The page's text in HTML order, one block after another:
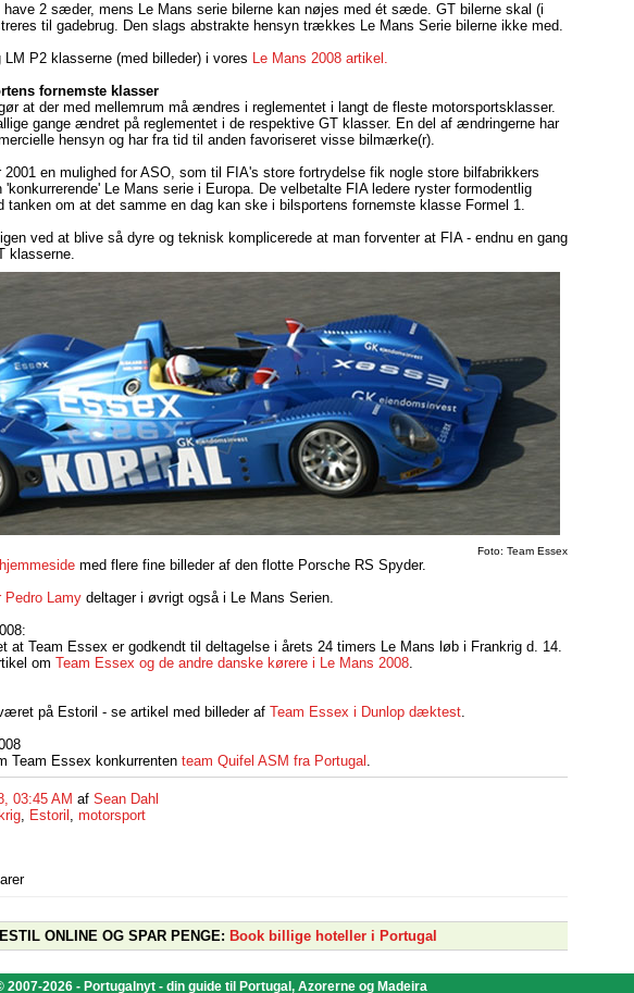
2 sæder, mens Le Mans serie bilerne kan nøjes med ét sæde. GT bilerne skal (i
til gadebrug. Den slags abstrakte hensyn trækkes Le Mans Serie bilerne ikke med.
P2 klasserne (med billeder) i vores Le Mans 2008 artikel.
fornemste klasser
at der med mellemrum må ændres i reglementet i langt de fleste motorsportsklasser.
gange ændret på reglementet i de respektive GT klasser. En del af ændringerne har
hensyn og har fra tid til anden favoriseret visse bilmærke(r).
2001 en mulighed for ASO, som til FIA's store fortrydelse fik nogle store bilfabrikkers
Le Mans serie i Europa. De velbetalte FIA ledere ryster formodentlig
tanken om at det samme en dag kan ske i bilsportens fornemste klasse Formel 1.
ved at blive så dyre og teknisk komplicerede at man forventer at FIA - endnu en gang
klasserne.
Foto: Team Essex
med flere fine billeder af den flotte Porsche RS Spyder.
Pedro Lamy deltager i øvrigt også i Le Mans Serien.
at Team Essex er godkendt til deltagelse i årets 24 timers Le Mans løb i Frankrig d. 14.
om Team Essex og de andre danske kørere i Le Mans 2008.
på Estoril - se artikel med billeder af Team Essex i Dunlop dæktest.
Team Essex konkurrenten team Quifel ASM fra Portugal .
03:45 AM af Sean Dahl
Estoril
motorsport
ONLINE OG SPAR PENGE: Book billige hoteller i Portugal
2007-2026 - Portugalnyt - din guide til Portugal, Azorerne og Madeira